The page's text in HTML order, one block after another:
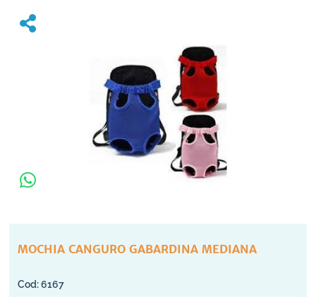
MOCHIA CANGURO GABARDINA MEDIANA
6167